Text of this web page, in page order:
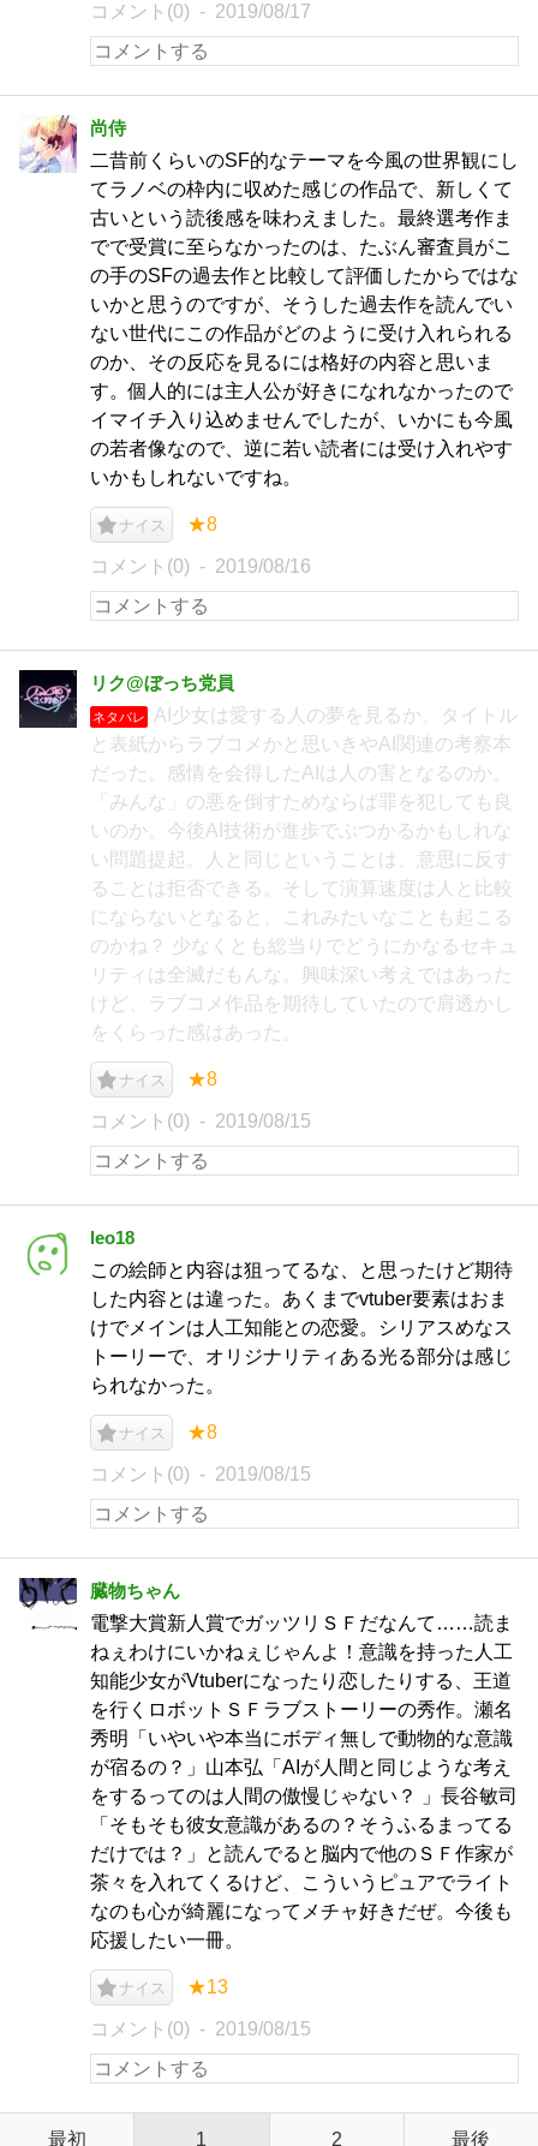
コメント(0) 2019/08/17
尚侍
二昔前くらいのSF的なテーマを今風の世界観にし
てラノベの枠内に収めた感じの作品で、新しくて
古いという読後感を味わえました。最終選考作ま
でで受賞に至らなかったのは、たぶん審査員がこ
の手のSFの過去作と比較して評価したからではな
いかと思うのですが、そうした過去作を読んでい
ない世代にこの作品がどのように受け入れられる
のか、その反応を見るには格好の内容と思いま
す。個人的には主人公が好きになれなかったので
イマイチ入り込めませんでしたが、いかにも今風
の若者像なので、逆に若い読者には受け入れやす
いかもしれないですね。
ナイス ★8
コメント(0) 2019/08/16
リク@ぼっち党員
ネタバレ
AI少女は愛する人の夢を見るか。タイトル
と表紙からラブコメかと思いきやAI関連の考察本
だった。感情を会得したAIは人の害となるのか。
「みんな」の悪を倒すためならば罪を犯しても良
いのか。今後AI技術が進歩でぶつかるかもしれな
い問題提起。人と同じということは、意思に反す
ることは拒否できる。そして演算速度は人と比較
にならないとなると、これみたいなことも起こる
のかね？ 少なくとも総当りでどうにかなるセキュ
リティは全滅だもんな。興味深い考えではあった
けど、ラブコメ作品を期待していたので肩透かし
をくらった感はあった。
ナイス ★8
コメント(0) 2019/08/15
leo18
この絵師と内容は狙ってるな、と思ったけど期待
した内容とは違った。あくまでvtuber要素はおま
けでメインは人工知能との恋愛。シリアスめなス
トーリーで、オリジナリティある光る部分は感じ
られなかった。
ナイス ★8
コメント(0) 2019/08/15
臓物ちゃん
電撃大賞新人賞でガッツリＳＦだなんて……読ま
ねぇわけにいかねぇじゃんよ！意識を持った人工
知能少女がVtuberになったり恋したりする、王道
を行くロボットＳＦラブストーリーの秀作。瀬名
秀明「いやいや本当にボディ無しで動物的な意識
が宿るの？」山本弘「AIが人間と同じような考え
をするってのは人間の傲慢じゃない？ 」長谷敏司
「そもそも彼女意識があるの？そうふるまってる
だけでは？」と読んでると脳内で他のＳＦ作家が
茶々を入れてくるけど、こういうピュアでライト
なのも心が綺麗になってメチャ好きだぜ。今後も
応援したい一冊。
ナイス ★13
コメント(0) 2019/08/15
最初 1 2 最後